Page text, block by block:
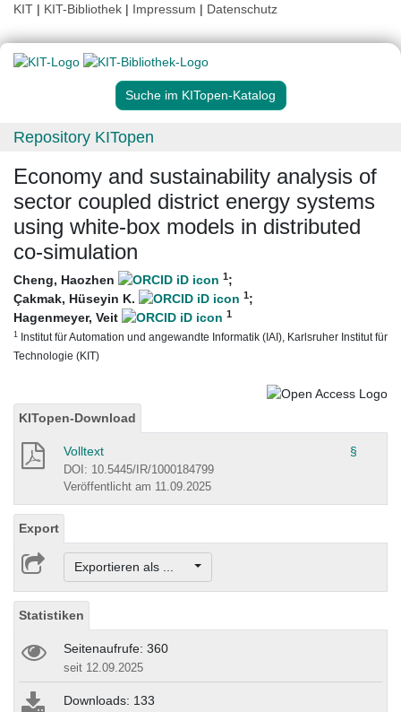
KIT | KIT-Bibliothek | Impressum | Datenschutz
Suche im KITopen-Katalog
Repository KITopen
Economy and sustainability analysis of
sector coupled district energy systems
using white-box models in distributed
co-simulation
Cheng, Haozhen 1;
Çakmak, Hüseyin K.
1;
Hagenmeyer, Veit
1
1 Institut für Automation und angewandte Informatik (IAI), Karlsruher Institut für
Technologie (KIT)
KITopen-Download
Volltext §
DOI: 10.5445/IR/1000184799
Veröffentlicht am 11.09.2025
Export
Exportieren als ...
Statistiken
Seitenaufrufe: 360
seit 12.09.2025
Downloads: 133